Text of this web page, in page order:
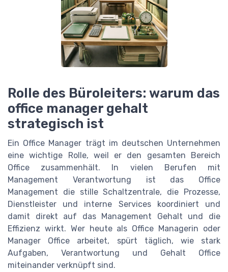
Rolle des Büroleiters: warum das
office manager gehalt
strategisch ist
Ein Office Manager trägt im deutschen Unternehmen
eine wichtige Rolle, weil er den gesamten Bereich
Office zusammenhält. In vielen Berufen mit
Management Verantwortung ist das Office
Management die stille Schaltzentrale, die Prozesse,
Dienstleister und interne Services koordiniert und
damit direkt auf das Management Gehalt und die
Effizienz wirkt. Wer heute als Office Managerin oder
Manager Office arbeitet, spürt täglich, wie stark
Aufgaben, Verantwortung und Gehalt Office
miteinander verknüpft sind.